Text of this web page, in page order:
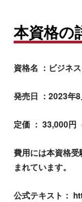
本資格の
資格名 ：ビジネ
発売日 ：2023年
定価 ： 33,000円
費用には本資格
まれています。
公式テキスト：